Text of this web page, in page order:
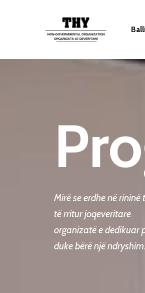
Mirë se erdhe në rininë
të rritur joqeveritare
organizatë e dedikuar
duke bërë një ndryshim.